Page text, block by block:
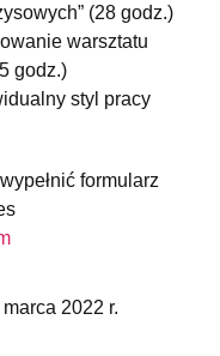
(28 godz.)
warsztatu
godz.)
styl pracy
formularz
2022 r.